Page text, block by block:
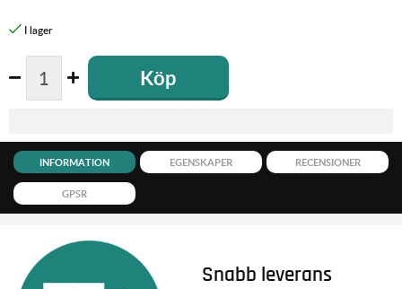
Köp
INFORMATION EGENSKAPER RECENSIONER
GPSR
Snabb leverans